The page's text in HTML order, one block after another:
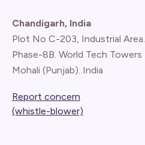
Chandigarh, India
Plot No C-203, Industrial Area.
Phase-8B. World Tech Towers
Mohali (Punjab). India
Report concern
(whistle-blower)